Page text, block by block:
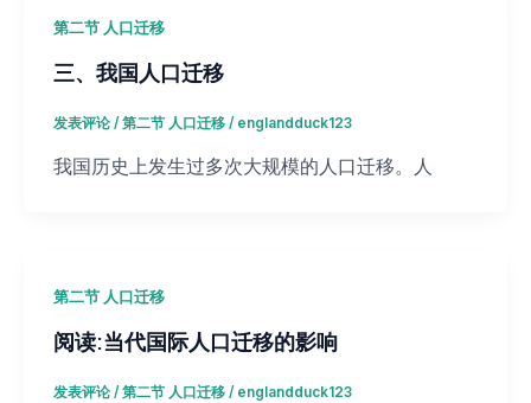
第二节 人口迁移
三、我国人口迁移
发表评论 / 第二节 人口迁移/ englandduck123
我国历史上发生过多次大规模的人口迁移。人
第二节 人口迁移
阅读:当代国际人口迁移的影响
发表评论 / 第二节 人口迁移/ englandduck123